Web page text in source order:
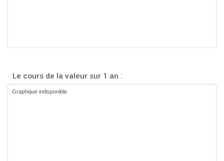
Le cours de la valeur sur 1 an :